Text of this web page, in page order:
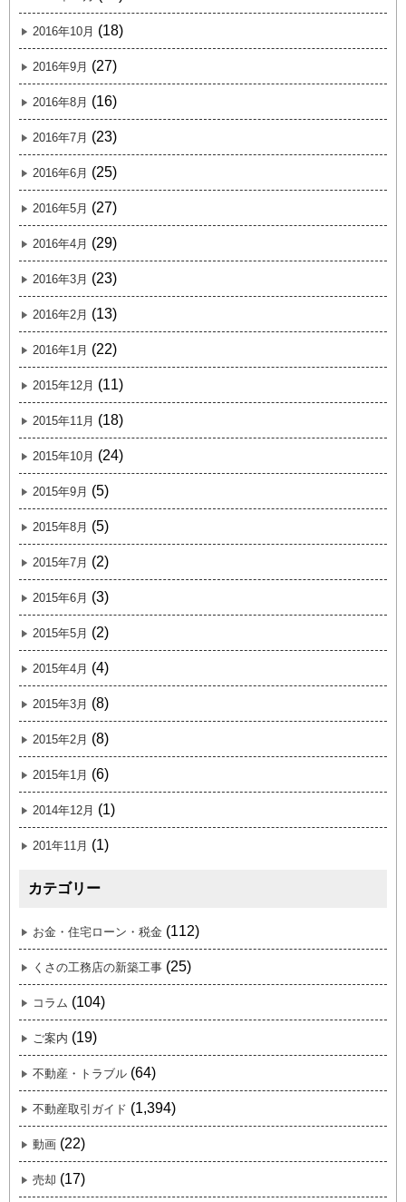
2016年10月 (18)
2016年9月 (27)
2016年8月 (16)
2016年7月 (23)
2016年6月 (25)
2016年5月 (27)
2016年4月 (29)
2016年3月 (23)
2016年2月 (13)
2016年1月 (22)
2015年12月 (11)
2015年11月 (18)
2015年10月 (24)
2015年9月 (5)
2015年8月 (5)
2015年7月 (2)
2015年6月 (3)
2015年5月 (2)
2015年4月 (4)
2015年3月 (8)
2015年2月 (8)
2015年1月 (6)
2014年12月 (1)
201年11月 (1)
カテゴリー
お金・住宅ローン・税金 (112)
くさの工務店の新築工事 (25)
コラム (104)
ご案内 (19)
不動産・トラブル (64)
不動産取引ガイド (1,394)
動画 (22)
売却 (17)